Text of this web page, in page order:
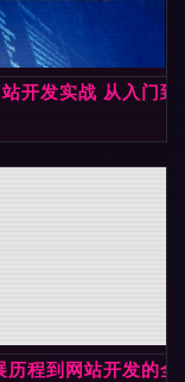
开发实战 从入门
程到网站开发的全